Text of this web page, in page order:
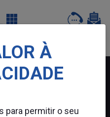
da pï¿½gina
À
para permitir o seu